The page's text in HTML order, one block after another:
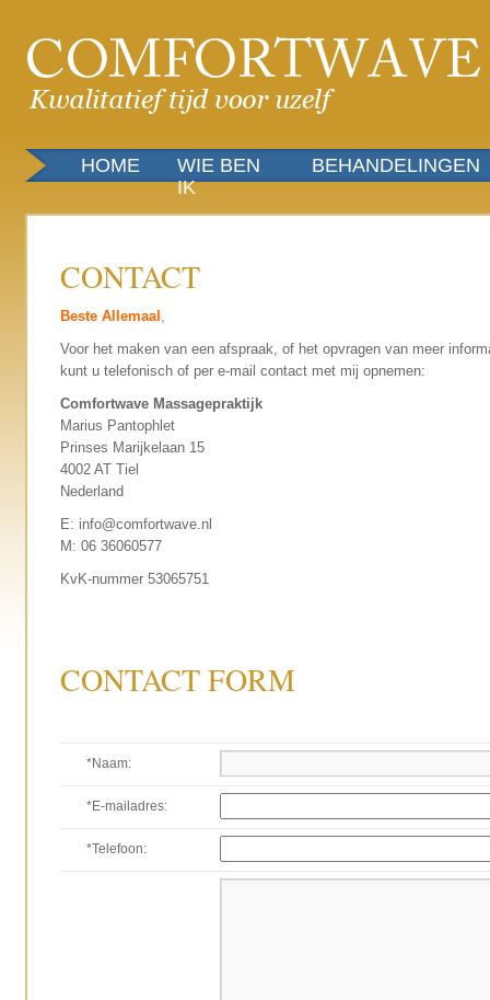
HOME
WIE BEN
IK
BEHANDELINGEN
CONTACT
Beste Allemaal ,
Voor het maken van een afspraak, of het opvragen van meer
kunt u telefonisch of per e-mail contact met mij opnemen:
Comfortwave Massagepraktijk
Marius Pantophlet
Prinses Marijkelaan 15
4002 AT Tiel
Nederland
E: info@comfortwave.nl
M: 06 36060577
KvK-nummer 53065751
CONTACT FORM
*Naam:
*E-mailadres:
*Telefoon: